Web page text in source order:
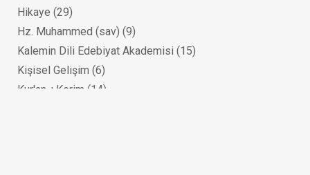
Hikaye (29)
Hz. Muhammed (sav) (9)
Kalemin Dili Edebiyat Akademisi (15)
Kişisel Gelişim (6)
Kur'an-ı Kerim (14)